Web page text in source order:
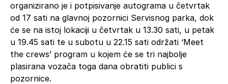
organizirano je i potpisivanje autograma u četvrtak
od 17 sati na glavnoj pozornici Servisnog parka, dok
će se na istoj lokaciji u četvrtak u 13.30 sati, u petak
u 19.45 sati te u subotu u 22.15 sati održati ‘Meet
the crews’ program u kojem će se tri najbolje
plasirana vozača toga dana obratiti publici s
pozornice.